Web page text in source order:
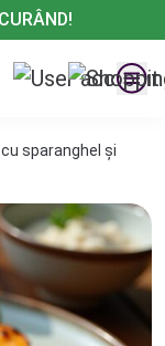
sparanghel și